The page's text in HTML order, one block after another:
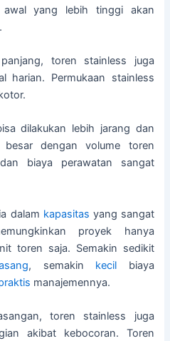
awal yang lebih tinggi akan
toren stainless juga
harian. Permukaan stainless
dilakukan lebih jarang dan
dengan volume toren
biaya perawatan sangat
dalam kapasitas yang sangat
proyek hanya
toren saja. Semakin sedikit
, semakin kecil biaya
manajemennya.
toren stainless juga
akibat kebocoran. Toren